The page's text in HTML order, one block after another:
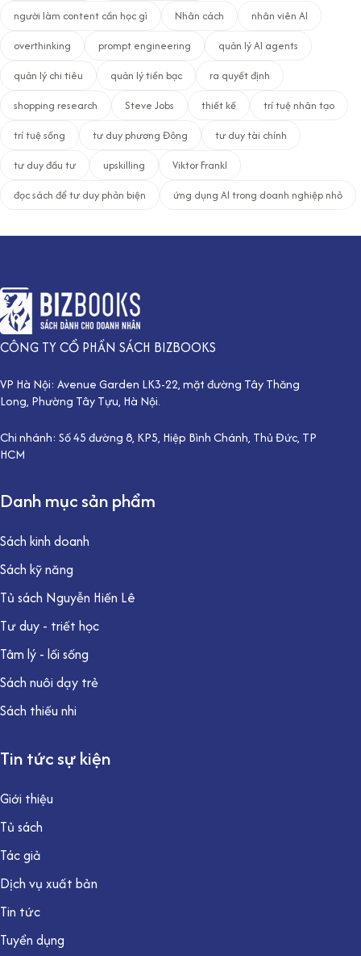
người làm content cần học gì
Nhân cách
nhân viên AI
overthinking
prompt engineering
quản lý AI agents
quản lý chi tiêu
quản lý tiền bạc
ra quyết định
shopping research
Steve Jobs thiết kế
trí tuệ nhân tạo
trí tuệ sống
tư duy phương Đông
tư duy tài chính
tư duy đầu tư
upskilling
Viktor Frankl
đọc sách để tư duy phản biện
ứng dụng AI trong doanh nghiệp nhỏ
CÔNG TY CỔ PHẦN SÁCH BIZBOOKS
VP Hà Nội: Avenue Garden LK3-22, mặt đường Tây Thăng
Long, Phường Tây Tựu, Hà Nội.
Chi nhánh: Số 45 đường 8, KP5, Hiệp Bình Chánh, Thủ Đức, TP
HCM
Danh mục sản phẩm
Sách kinh doanh
Sách kỹ năng
Tủ sách Nguyễn Hiến Lê
Tư duy - triết học
Tâm lý - lối sống
Sách nuôi dạy trẻ
Sách thiếu nhi
Tin tức sự kiện
Giới thiệu
Tủ sách
Tác giả
Dịch vụ xuất bản
Tin tức
Tuyển dụng